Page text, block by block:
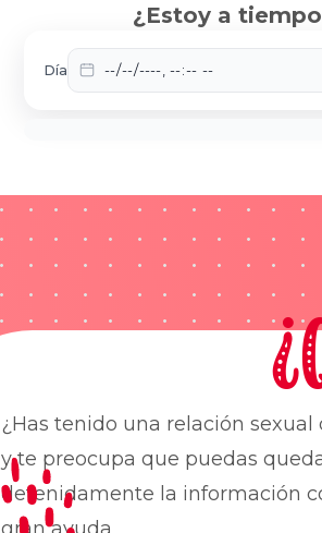
¿Estoy a
Día
¿Has tenido una relación
y te preocupa que puedas
detenidamente la información